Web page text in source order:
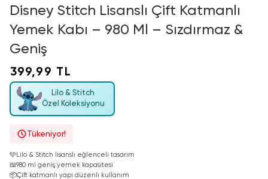
Disney Stitch Lisanslı Çift Katmanlı
Yemek Kabı – 980 Ml – Sızdırmaz &
Geniş
399,99 TL
Lilo & Stitch
Özel Koleksiyonu
Tükeniyor!
🩵 Lilo & Stitch lisanslı eğlenceli tasarım
🍱980 ml geniş yemek kapasitesi
📦Çift katmanlı yapı düzenli kullanım